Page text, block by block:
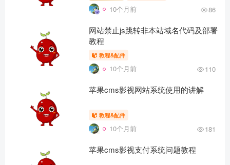
10个月前 86
网站禁止js跳转非本站域名代码及部署
教程
教程&配件
10个月前 110
苹果cms影视网站系统使用的讲解
教程&配件
10个月前 181
苹果cms影视支付系统问题教程